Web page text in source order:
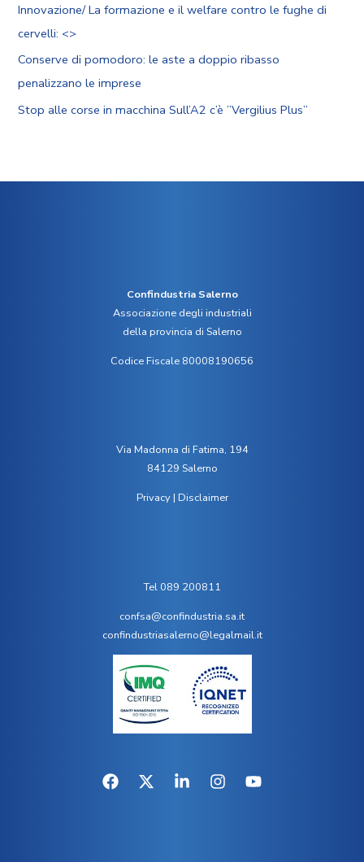
Innovazione/ La formazione e il welfare contro le fughe di
cervelli: <>
Conserve di pomodoro: le aste a doppio ribasso
penalizzano le imprese
Stop alle corse in macchina Sull’A2 c’è ”Vergilius Plus”
Confindustria Salerno
Associazione degli industriali
della provincia di Salerno
Codice Fiscale 80008190656
Via Madonna di Fatima, 194
84129 Salerno
Privacy| Disclaimer
Tel 089 200811
confsa@confindustria.sa.it
confindustriasalerno@legalmail.it